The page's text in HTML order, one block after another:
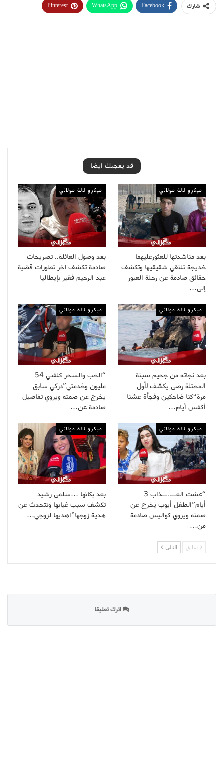
شارك Facebook
WhatsApp
Pinterest
قد يعجبك ايضا
ميكرو لالة مولاتي
بعد مناشدتها للعثورعليهما
خديجة تلتقي شقيقيها وتكشف
حقائق صادمة عن رحلة العبور
إلى…
ميكرو لالة مولاتي
بعد وصول العائلة.. تصريحات
صادمة تكشف آخر تطورات قضية
عبد الرحيم فقير بإيطاليا
ميكرو لالة مولاتي
بعد نجاته من جحيم سبتة
المحتلة رضى يكشف لأول
مرة“كنا ضاحكين وفجأة عشنا
أكفس أيام…
ميكرو لالة مولاتي
“الحب والسحر كلفني 54
مليون وخدمتي”دركي سابق
يخرج عن صمته ويروي تفاصيل
صادمة عن…
ميكرو لالة مولاتي
“عشت العــ..ــذاب 3
أيام”الطفل أيوب يخرج عن
صمته ويروي كواليس صادمة
من…
ميكرو لالة مولاتي
بعد بكائها …سلمى رشيد
تكشف سبب غيابها وتتحدث عن
هدية زوجها”اهديها لزوجي…
سابق التالى
اترك تعليقا